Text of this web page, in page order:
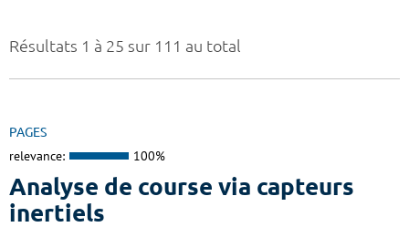
Résultats 1 à 25 sur 111 au total
PAGES
relevance: 100%
Analyse de course via capteurs
inertiels